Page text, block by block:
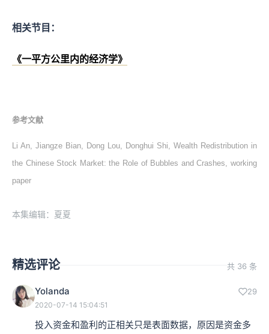
相关节目：
《一平方公里内的经济学》
参考文献
Li An, Jiangze Bian, Dong Lou, Donghui Shi, Wealth Redistribution in
the Chinese Stock Market: the Role of Bubbles and Crashes, working
paper
本集编辑：夏夏
精选评论 共 36 条
Yolanda 29
2020-07-14 15:04:51
投入资金和盈利的正相关只是表面数据，原因是资金多